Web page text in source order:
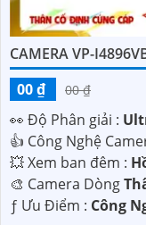
CAMERA VP-
00 ₫
00 ₫
️👀 Độ Phân giải :
👍 Công Nghệ
💥 Xem ban đêm :
🎨 Camera Dòng
️ƒ Ưu Điểm : Công